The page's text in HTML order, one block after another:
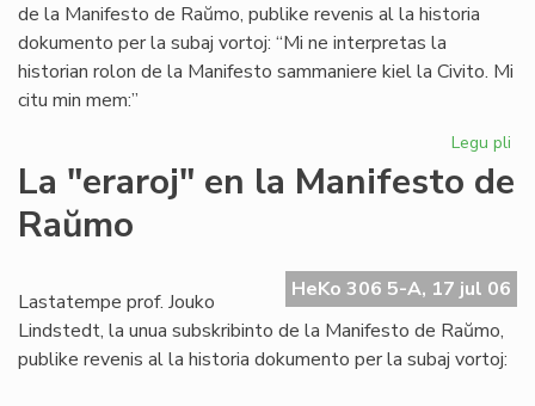
de la Manifesto de Raŭmo, publike revenis al la historia
dokumento per la subaj vortoj: “Mi ne interpretas la
historian rolon de la Manifesto sammaniere kiel la Civito. Mi
citu min mem:”
Legu pli
La "eraroj" en la Manifesto de
Raŭmo
HeKo 306 5-A, 17 jul 06
Lastatempe prof. Jouko
Lindstedt, la unua subskribinto de la Manifesto de Raŭmo,
publike revenis al la historia dokumento per la subaj vortoj: